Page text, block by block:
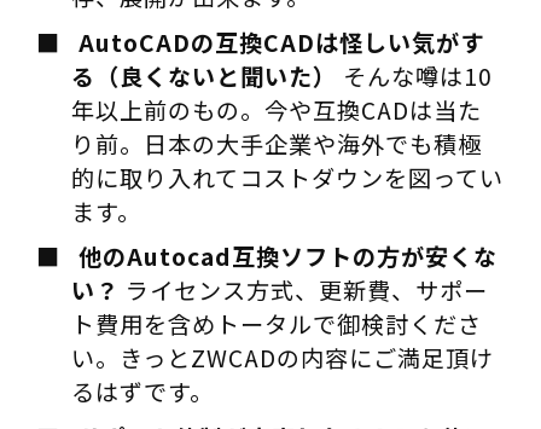
AutoCADの互換CADは怪しい気がす
る（良くないと聞いた）
そんな噂は10
年以上前のもの。今や互換CADは当た
り前。日本の大手企業や海外でも積極
的に取り入れてコストダウンを図ってい
ます。
他のAutocad互換ソフトの方が安くな
い？ ライセンス方式、更新費、サポー
ト費用を含めトータルで御検討くださ
い。きっとZWCADの内容にご満足頂け
るはずです。